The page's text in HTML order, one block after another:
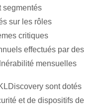
segmentés
sur les rôles
critiques
effectués par des
mensuelles
sont dotés
et de dispositifs de